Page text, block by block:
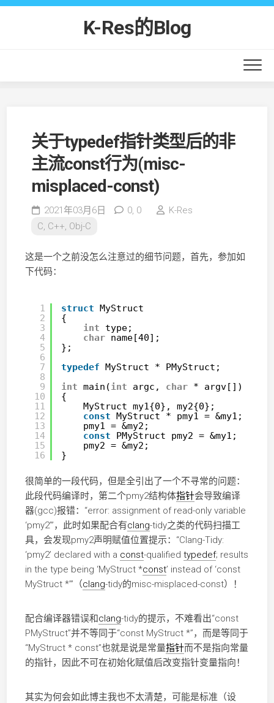
Skip
K-Res的Blog
关于typedef指针类型后的非
主流const行为(misc-
misplaced-const)
2021年03月6日 0, 0
K-Res
C, C++, Obj-C
这是一个之前没怎么注意过的细节问题，首先，参加如
下代码：
1
2
3
4
5
6
7
8
9
10
11
12
13
14
15
16
struct MyStruct
{
int
type;
char name[40];
};
typedef MyStruct * PMyStruct;
int main(int argc, char * argv[])
{
MyStruct my1{0}, my2{0};
const MyStruct * pmy1 = &my1;
pmy1 = &my2;
const
PMyStruct pmy2 = &my1;
pmy2 = &my2;
}
很简单的一段代码，但是全引出了一个不寻常的问题：
此段代码编译时，第二个pmy2结构体指针会导致编译
器(gcc)报错：“error: assignment of read-only variable
‘pmy2’”，此时如果配合有clang-tidy之类的代码扫描工
具，会发现pmy2声明赋值位置提示：“Clang-Tidy:
‘pmy2’ declared with a const-qualified typedef; results
in the type being ‘MyStruct *const’ instead of ‘const
MyStruct *’”（clang-tidy的misc-misplaced-const）！
配合编译器错误和clang-tidy的提示，不难看出“const
PMyStruct”并不等同于“const MyStruct *”，而是等同于
“MyStruct * const”也就是说是常量指针而不是指向常量
的指针，因此不可在初始化赋值后改变指针变量指向！
其实为何会如此博主我也不太清楚，可能是标准（设